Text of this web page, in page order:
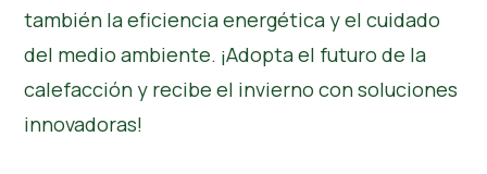
también la eficiencia energética y el cuidado
del medio ambiente. ¡Adopta el futuro de la
calefacción y recibe el invierno con soluciones
innovadoras!